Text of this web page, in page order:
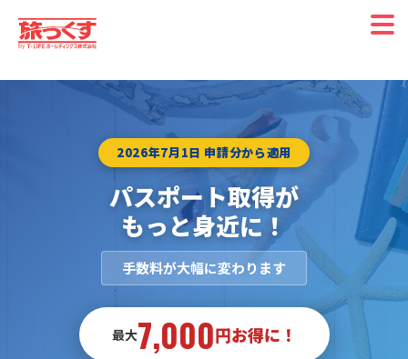
2026年7月1日 申請分から適用
パスポート取得が
もっと身近に！
手数料が大幅に変わります
最大7,000円お得に！